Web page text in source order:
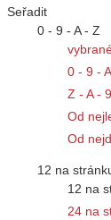
Seřadit
0 - 9 - A - Z
0 - 9 -
Z - A -
Od
Od
12 na
12 na
24 na